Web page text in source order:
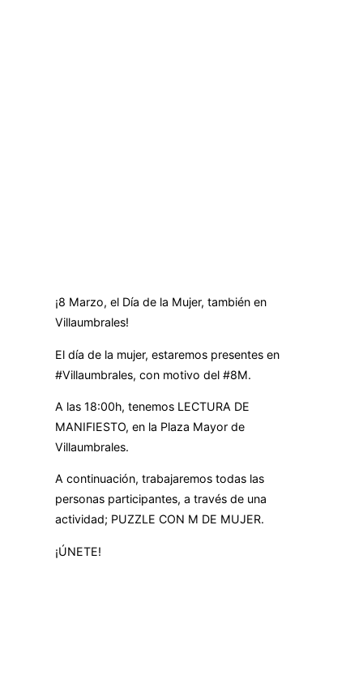
¡8 Marzo, el Día de la Mujer, también en
Villaumbrales!
El día de la mujer, estaremos presentes en
#Villaumbrales, con motivo del #8M.
A las 18:00h, tenemos LECTURA DE
MANIFIESTO, en la Plaza Mayor de
Villaumbrales.
A continuación, trabajaremos todas las
personas participantes, a través de una
actividad; PUZZLE CON M DE MUJER.
¡ÚNETE!